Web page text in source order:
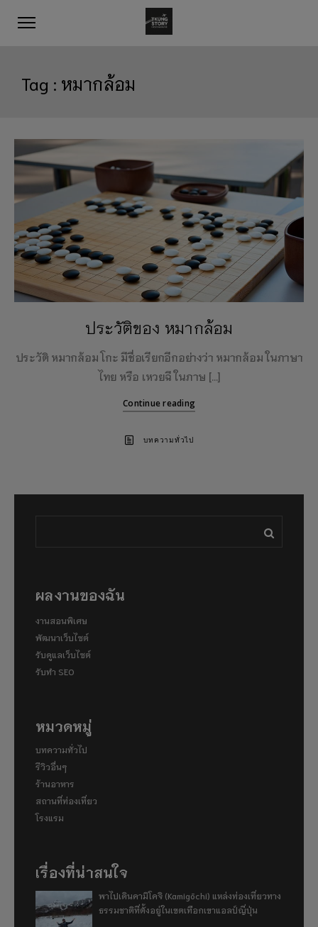
Tag : หมากล้อม
ประวัติของ หมากล้อม
ประวัติ หมากล้อม โกะ มีชื่อเรียกอีกอย่างว่า หมากล้อม ในภาษา
ไทย หรือ เหวยฉี ในภาษ […]
Continue reading
บทความทั่วไป
ผลงานของฉัน
งานสอนพิเศษ
พัฒนาเว็บไซต์
รับดูแลเว็บไซต์
รับทำ SEO
หมวดหมู่
บทความทั่วไป
รีวิวอื่นๆ
ร้านอาหาร
สถานที่ท่องเที่ยว
โรงแรม
เรื่องที่น่าสนใจ
พาไปเดินคามิโคจิ (Kamigōchi) แหล่งท่องเที่ยวทาง
ธรรมชาติที่ตั้งอยู่ในเขตเทือกเขาแอลป์ญี่ปุ่น